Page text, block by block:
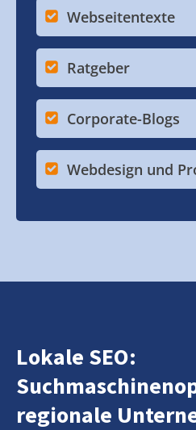
Webseitentexte
Ratgeber
Corporate-Blogs
Webdesign und
Lokale SEO:
regionale